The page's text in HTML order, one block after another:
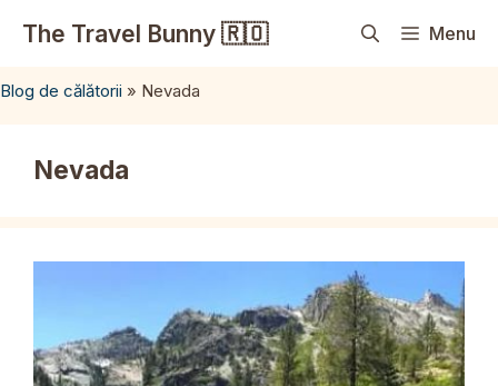
The Travel Bunny 🇷🇴 Menu
Blog de călătorii » Nevada
Nevada